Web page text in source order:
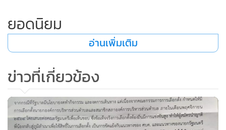
ยอดนิยม
อ่านเพิ่มเติม
ข่าวที่เกี่ยวข้อง